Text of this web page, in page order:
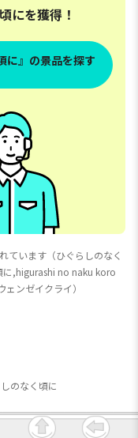
にを獲得！
に』の景品を探す
ています（ひぐらしのなく
に,higurashi no naku koro
ンゼイクライ）
のなく頃に